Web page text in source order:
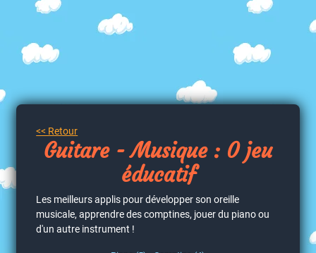
<< Retour
Guitare - Musique : 0 jeu
éducatif
Les meilleurs applis pour développer son oreille
musicale, apprendre des comptines, jouer du piano ou
d'un autre instrument !